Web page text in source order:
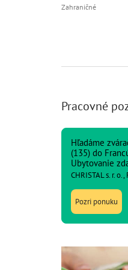
Zahraničné
Pracovné
Hľadáme
(135) do
Ubytovanie
CHRISTAL s. r.
Pozri ponuku